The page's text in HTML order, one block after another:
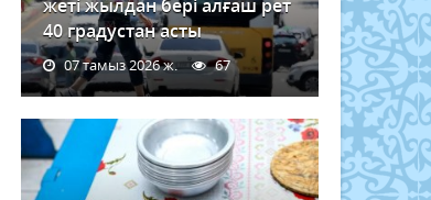
жеті жылдан бері алғаш рет
40 градустан асты
07 тамыз 2026 ж. 67